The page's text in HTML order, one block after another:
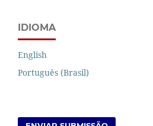
IDIOMA
English
Português (Brasil)